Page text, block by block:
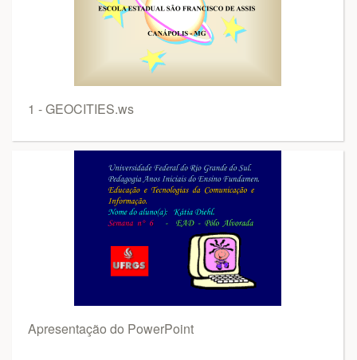
1 - GEOCITIES.ws
Apresentação do PowerPoint